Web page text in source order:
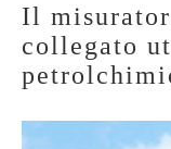
Il
collegato